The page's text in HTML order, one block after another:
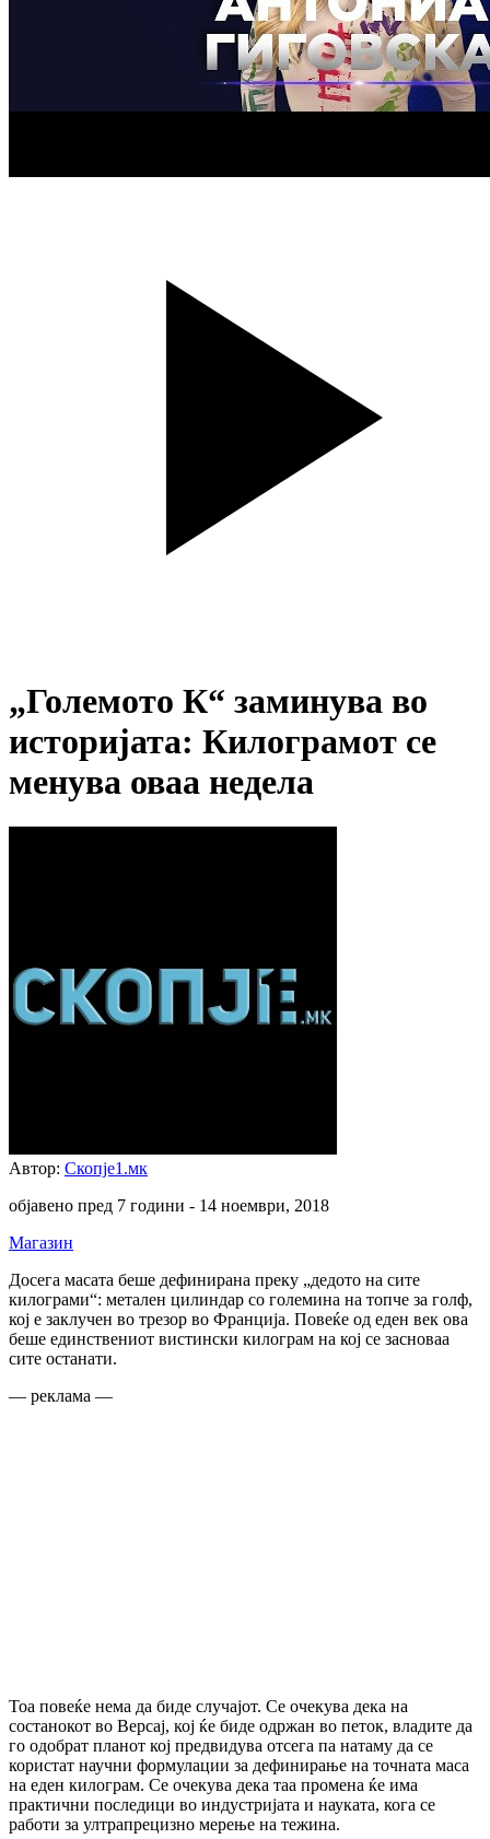
„Големото К“ заминува во
историјата: Килограмот се
менува оваа недела
Автор: Скопје1.мк
објавено пред 7 години - 14 ноември, 2018
Магазин
Досега масата беше дефинирана преку „дедото на сите
килограми“: метален цилиндар со големина на топче за голф,
кој е заклучен во трезор во Франција. Повеќе од еден век ова
беше единствениот вистински килограм на кој се засноваа
сите останати.
— реклама —
Тоа повеќе нема да биде случајот. Се очекува дека на
состанокот во Версај, кој ќе биде одржан во петок, владите да
го одобрат планот кој предвидува отсега па натаму да се
користат научни формулации за дефинирање на точната маса
на еден килограм. Се очекува дека таа промена ќе има
практични последици во индустријата и науката, кога се
работи за ултрапрецизно мерење на тежина.